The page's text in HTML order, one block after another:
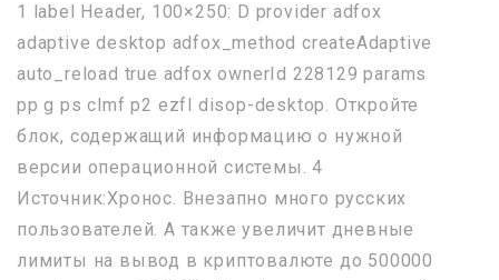
1 label Header, 100×250: D provider adfox
adaptive desktop adfox_method createAdaptive
auto_reload true adfox ownerId 228129 params
pp g ps clmf p2 ezfl disop-desktop. Откройте
блок, содержащий информацию о нужной
версии операционной системы. 4
Источник:Хронос. Внезапно много русских
пользователей. А также увеличит дневные
лимиты на вывод в криптовалюте до 500000